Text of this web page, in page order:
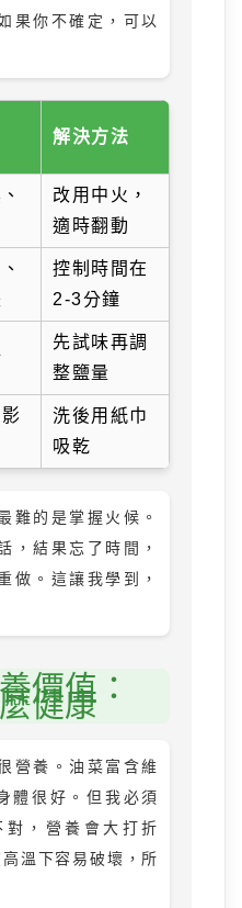
果你不確定，可以
解決方法
改用中火，
適時翻動
控制時間在
2-3分鐘
先試味再調
整鹽量
洗後用紙巾
吸乾
難的是掌握火候。
，結果忘了時間，
做。這讓我學到，
價值：
健康
營養。油菜富含維
體很好。但我必須
，營養會大打折
溫下容易破壞，所